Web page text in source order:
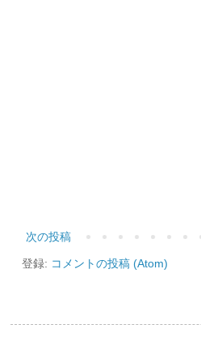
次の投稿
登録: コメントの投稿 (Atom)